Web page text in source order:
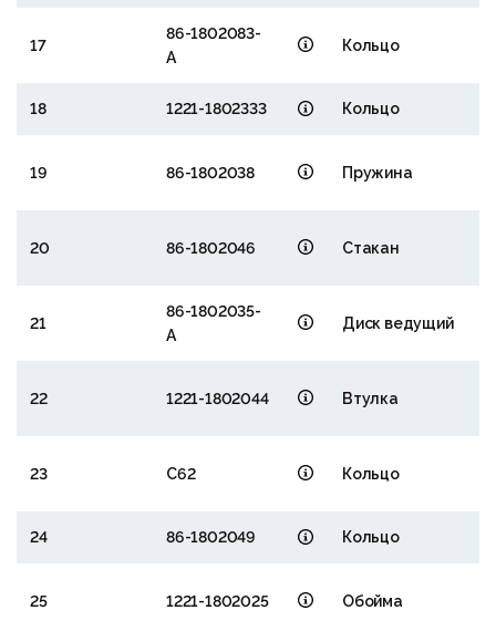
17
86-1802083-
А
Кольцо
18 1221-1802333 Кольцо
19 86-1802038 Пружина
20 86-1802046 Стакан
21
86-1802035-
А
Диск ведущий
22 1221-1802044 Втулка
23 C62 Кольцо
24 86-1802049 Кольцо
25 1221-1802025 Обойма